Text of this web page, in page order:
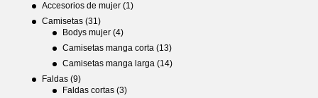
Accesorios de mujer (1)
Camisetas (31)
Bodys mujer (4)
Camisetas manga corta (13)
Camisetas manga larga (14)
Faldas (9)
Faldas cortas (3)